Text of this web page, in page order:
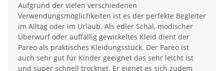
Aufgrund der vielen verschiedenen
Verwendungsmöglichkeiten ist es der perfekte Begleiter
im Alltag oder im Urlaub. Als edler Schal, modischer
Überwurf oder auffällig gewickeltes Kleid dient der
Pareo als praktisches Kleidungsstück. Der Pareo ist
auch sehr gut für Kinder geeignet das sehr leicht ist
und super schnell trocknet. Er eignet es sich zudem